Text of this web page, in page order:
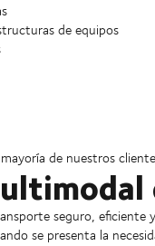
de equipos
de nuestros
seguro,
se presenta la